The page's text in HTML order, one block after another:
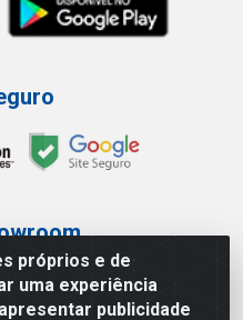
próprios e de
uma experiência
publicidade
0546
- São Paulo/SP